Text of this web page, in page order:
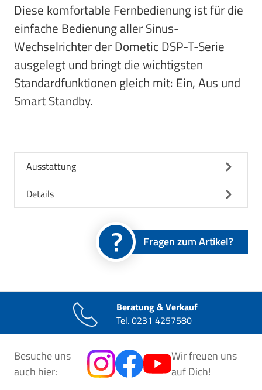
Diese komfortable Fernbedienung ist für die
einfache Bedienung aller Sinus-
Wechselrichter der Dometic DSP-T-Serie
ausgelegt und bringt die wichtigsten
Standardfunktionen gleich mit: Ein, Aus und
Smart Standby.
Ausstattung
Details
Fragen zum Artikel?
Beratung & Verkauf
Tel.0231 4257580
Besuche uns
auch hier:
Wir freuen uns
auf Dich!